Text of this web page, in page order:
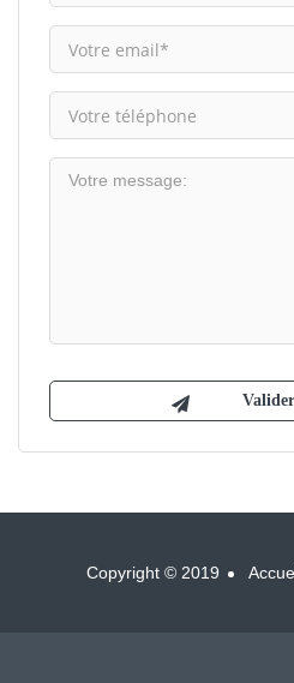
Copyright © 2019